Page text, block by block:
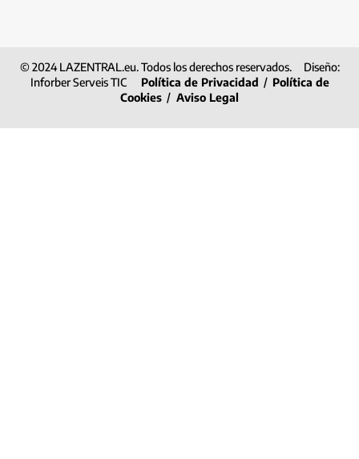
© 2024 LAZENTRAL.eu. Todos los derechos reservados. Diseño:
Inforber Serveis TIC
Política de Privacidad / Política de
Cookies / Aviso Legal